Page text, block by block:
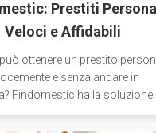
Prestiti
Veloci e Affidabili
ottenere un prestito
e senza andare in
Findomestic ha la soluzione...